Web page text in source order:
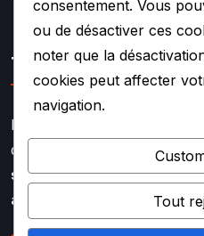
TURBO SOUF
Faire appel à l’expertise de
d’un savoir faire aiguisé
secteur de la rénovation
auto
consentement. Vous
ou de désactiver ces
noter que la
cookies peut affecter
navigation.
Tout